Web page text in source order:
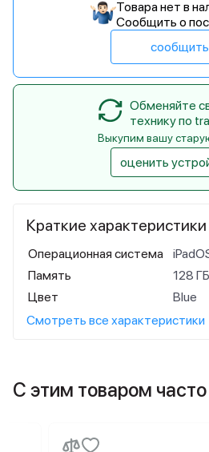
Краткие характеристики
Операционная система
Память
128 ГБ
Цвет
Blue
Смотреть все характеристики
Товара нет в
Сообщить о
сообщить
Обменяйте
технику по
Выкупим вашу
оценить
С этим товаром